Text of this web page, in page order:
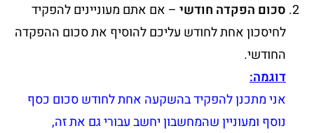
סכום הפקדה חודשי – אם אתם מעוניינים להפקיד
לחיסכון אחת לחודש עליכם להוסיף את סכום ההפקדה
החודשי.
דוגמה:
אני מתכנן להפקיד בהשקעה אחת לחודש סכום כסף
נוסף ומעוניין שהמחשבון יחשב עבורי גם את זה,